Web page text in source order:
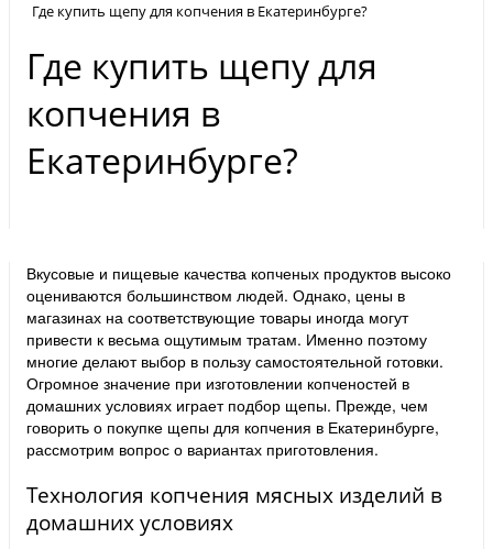
Где купить щепу для копчения в Екатеринбурге?
Где купить щепу для
копчения в
Екатеринбурге?
Вкусовые и пищевые качества копченых продуктов высоко
оцениваются большинством людей. Однако, цены в
магазинах на соответствующие товары иногда могут
привести к весьма ощутимым тратам. Именно поэтому
многие делают выбор в пользу самостоятельной готовки.
Огромное значение при изготовлении копченостей в
домашних условиях играет подбор щепы. Прежде, чем
говорить о покупке щепы для копчения в Екатеринбурге,
рассмотрим вопрос о вариантах приготовления.
Технология копчения мясных изделий в
домашних условиях